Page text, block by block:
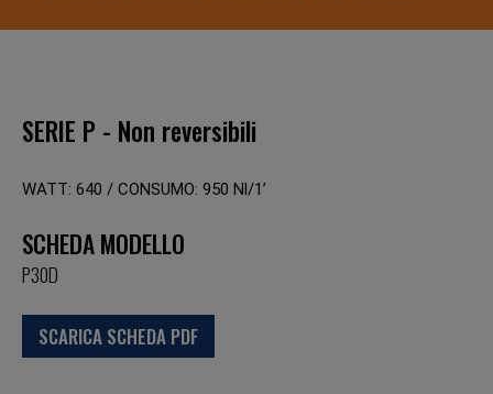
SERIE P - Non reversibili
WATT: 640 / CONSUMO: 950 Nl/1’
SCHEDA MODELLO
P30D
SCARICA SCHEDA PDF